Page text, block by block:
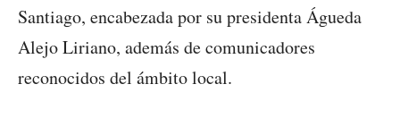
Santiago, encabezada por su presidenta Águeda
Alejo Liriano, además de comunicadores
reconocidos del ámbito local.